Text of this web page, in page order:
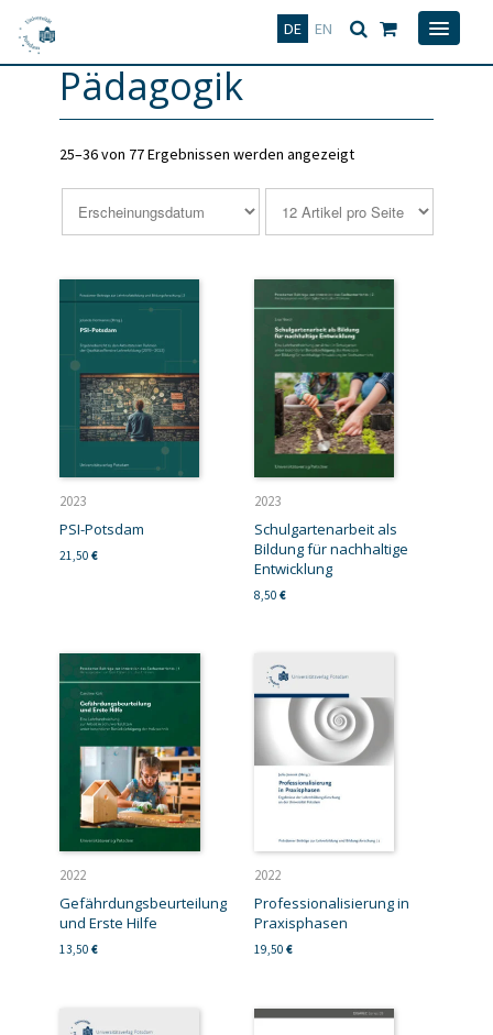
DE EN
Deutsch
Pädagogik
25–36 von 77 Ergebnissen werden angezeigt
2023
PSI-Potsdam
21,50 €
2023
Schulgartenarbeit als
Bildung für nachhaltige
Entwicklung
8,50 €
2022
Gefährdungsbeurteilung
und Erste Hilfe
13,50 €
2022
Professionalisierung in
Praxisphasen
19,50 €